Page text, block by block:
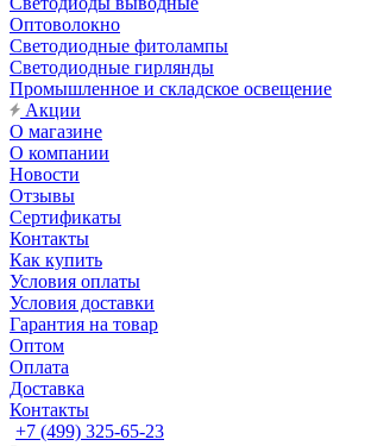
Оптоволокно
Светодиодные фитолампы
Светодиодные гирлянды
Промышленное и складское освещение
Акции
О магазине
О компании
Новости
Отзывы
Сертификаты
Контакты
Как купить
Условия оплаты
Условия доставки
Гарантия на товар
Оптом
Оплата
Доставка
Контакты
+7 (499) 325-65-23